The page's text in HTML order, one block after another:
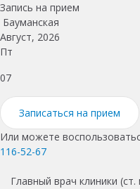
Запись на прием
Бауманская
Август, 2026
Пт
07
Записаться на прием
Или можете
116-52-67
Главный врач клиники